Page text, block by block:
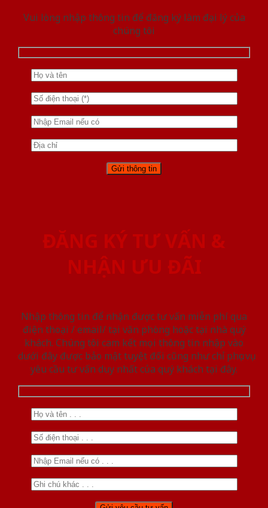
Vui lòng nhập thông tin để đăng ký làm đại lý của
chúng tôi
ĐĂNG KÝ TƯ VẤN &
NHẬN ƯU ĐÃI
Nhập thông tin để nhận được tư vấn miễn phí qua
điện thoại / email/ tại văn phòng hoặc tại nhà quý
khách. Chúng tôi cam kết mọi thông tin nhập vào
dưới đây được bảo mật tuyệt đối cũng như chỉ phục vụ
yêu cầu tư vấn duy nhất của quý khách tại đây.